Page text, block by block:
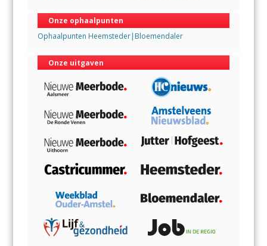
Onze ophaalpunten
Ophaalpunten Heemsteder|Bloemendaler
Onze uitgaven